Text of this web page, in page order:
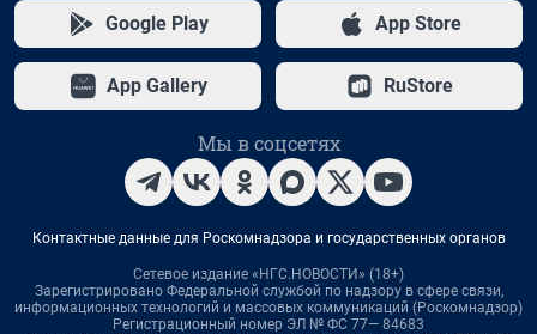
Google Play App Store
App Gallery RuStore
Мы в соцсетях
Контактные данные для Роскомнадзора и государственных органов
Сетевое издание «НГС.НОВОСТИ» (18+)
Зарегистрировано Федеральной службой по надзору в сфере связи,
информационных технологий и массовых коммуникаций (Роскомнадзор)
Регистрационный номер ЭЛ № ФС 77— 84683